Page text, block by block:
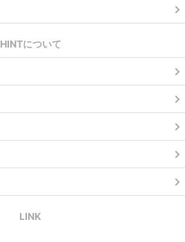
HINTについて
LINK